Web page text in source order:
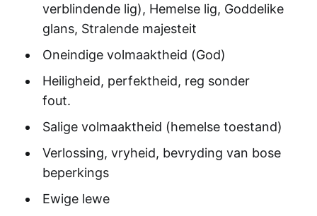
verblindende lig), Hemelse lig, Goddelike
glans, Stralende majesteit
Oneindige volmaaktheid (God)
Heiligheid, perfektheid, reg sonder
fout.
Salige volmaaktheid (hemelse toestand)
Verlossing, vryheid, bevryding van bose
beperkings
Ewige lewe